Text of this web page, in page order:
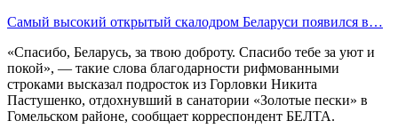
Самый высокий открытый скалодром Беларуси появился в…
«Спасибо, Беларусь, за твою доброту. Спасибо тебе за уют и
покой», — такие слова благодарности рифмованными
строками высказал подросток из Горловки Никита
Пастушенко, отдохнувший в санатории «Золотые пески» в
Гомельском районе, сообщает корреспондент БЕЛТА.